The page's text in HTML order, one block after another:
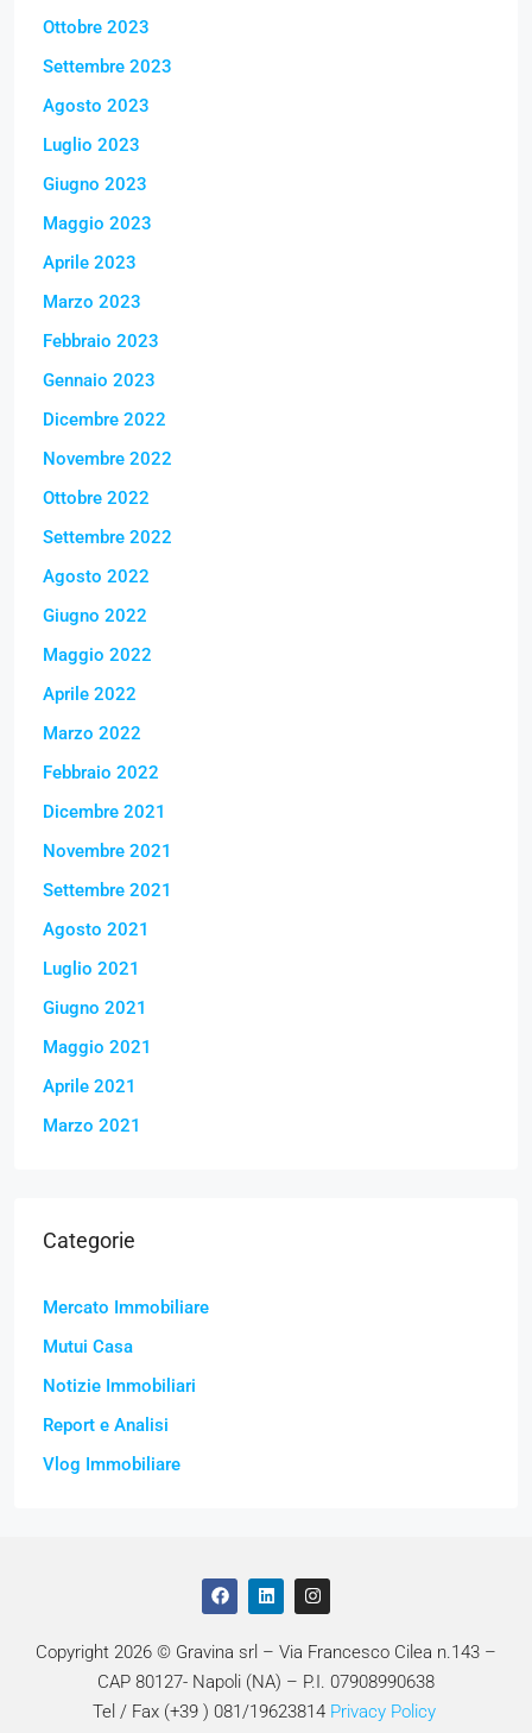
Ottobre 2023
Settembre 2023
Agosto 2023
Luglio 2023
Giugno 2023
Maggio 2023
Aprile 2023
Marzo 2023
Febbraio 2023
Gennaio 2023
Dicembre 2022
Novembre 2022
Ottobre 2022
Settembre 2022
Agosto 2022
Giugno 2022
Maggio 2022
Aprile 2022
Marzo 2022
Febbraio 2022
Dicembre 2021
Novembre 2021
Settembre 2021
Agosto 2021
Luglio 2021
Giugno 2021
Maggio 2021
Aprile 2021
Marzo 2021
Categorie
Mercato Immobiliare
Mutui Casa
Notizie Immobiliari
Report e Analisi
Vlog Immobiliare
Copyright 2026 © Gravina srl – Via Francesco Cilea n.143 –
CAP 80127- Napoli (NA) – P.I. 07908990638
Tel / Fax (+39 ) 081/19623814 Privacy Policy